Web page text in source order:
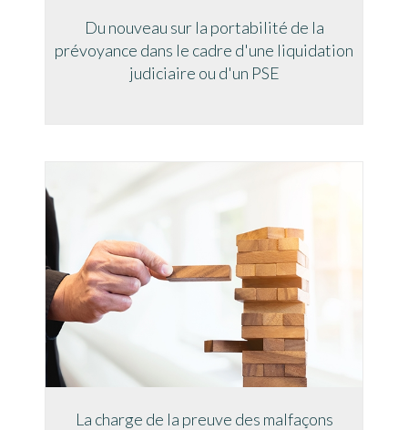
Du nouveau sur la portabilité de la
prévoyance dans le cadre d'une liquidation
judiciaire ou d'un PSE
La charge de la preuve des malfaçons